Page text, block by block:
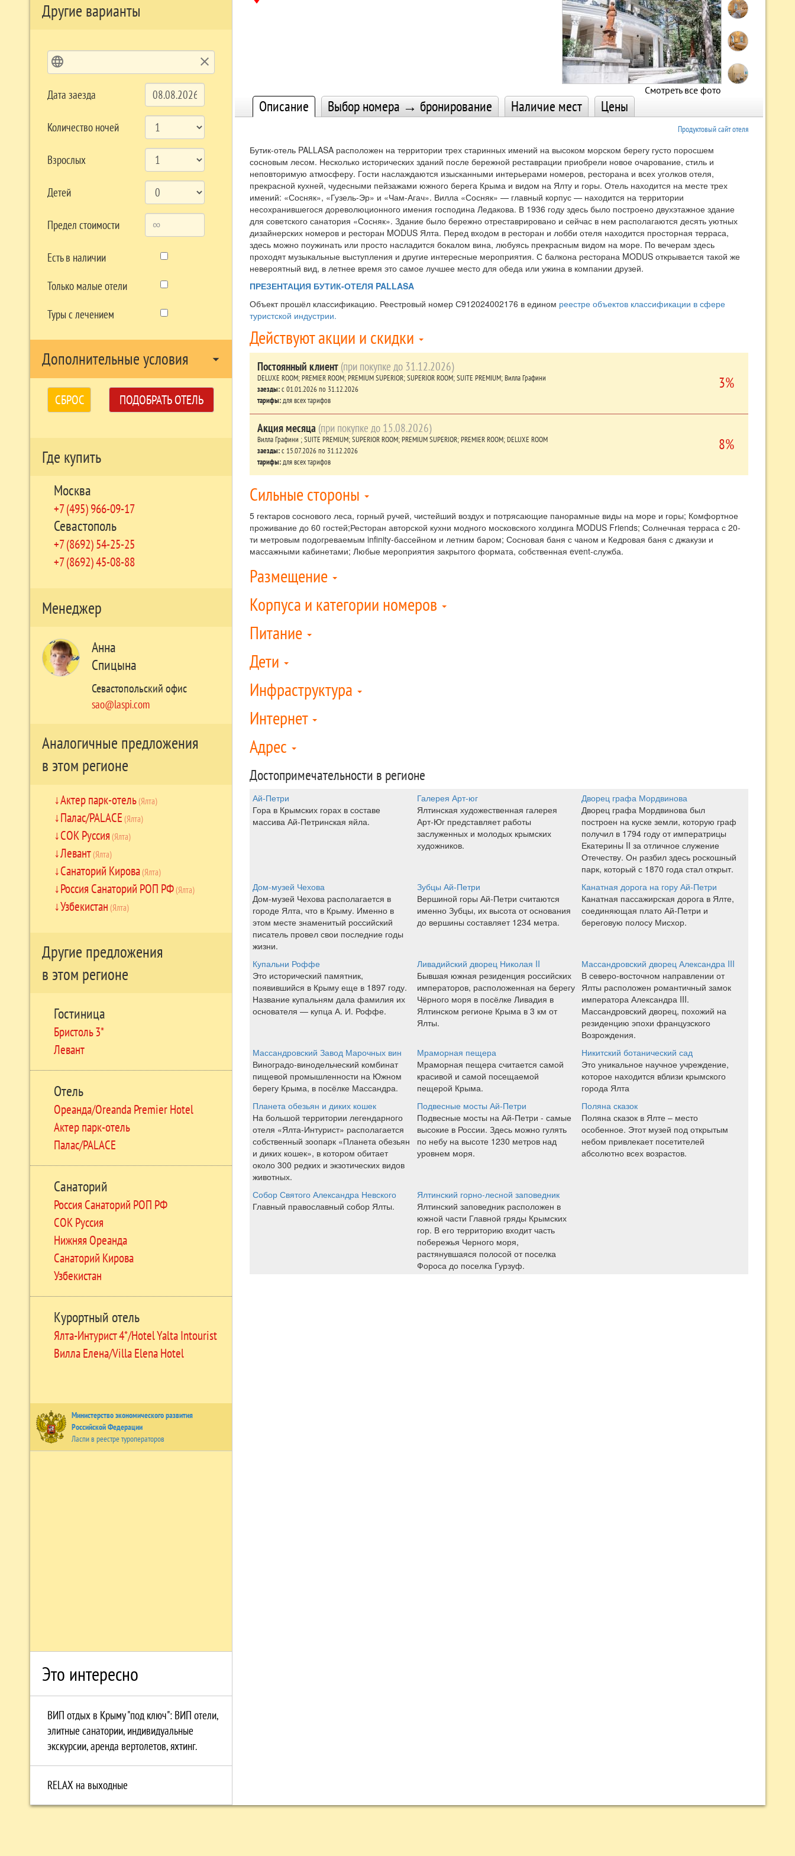
Другие варианты
language clear
Дата заезда
Количество ночей
Взрослых
Детей
Предел стоимости
Есть в наличии
Только малые отели
Туры с лечением
Дополнительные условия arrow_drop_down
СБРОС ПОДОБРАТЬ ОТЕЛЬ
Где купить
Москва
+7 (495) 966-09-17
Севастополь
+7 (8692) 54-25-25
+7 (8692) 45-08-88
Менеджер
Анна
Спицына
Севастопольский офис
sao@laspi.com
Аналогичные предложения
в этом регионе
Актер парк-отель(Ялта)
Палас/PALACE (Ялта)
СОК Руссия (Ялта)
Левант(Ялта)
Санаторий Кирова(Ялта)
Россия Санаторий РОП РФ(Ялта)
Узбекистан (Ялта)
Другие предложения
в этом регионе
Гостиница
Бристоль 3*
Левант
Отель
Ореанда/Oreanda Premier Hotel
Актер парк-отель
Палас/PALACE
Санаторий
Россия Санаторий РОП РФ
СОК Руссия
Нижняя Ореанда
Санаторий Кирова
Узбекистан
Курортный отель
Ялта-Интурист 4*/Hotel Yalta Intourist
Вилла Елена/Villa Elena Hotel
Министерство экономического развития
Российской Федерации
Ласпи в реестре туроператоров
Это интересно
ВИП отдых в Крыму "под ключ": ВИП отели,
элитные санатории, индивидуальные
экскурсии, аренда вертолетов, яхтинг.
RELAX на выходные
Смотреть все фото
Описание Выбор номера → бронирование Наличие мест Цены
Продуктовый сайт отеля
Бутик-отель PALLASA расположен на территории трех старинных имений на высоком морском берегу густо поросшем
сосновым лесом. Несколько исторических зданий после бережной реставрации приобрели новое очарование, стиль и
неповторимую атмосферу. Гости наслаждаются изысканными интерьерами номеров, ресторана и всех уголков отеля,
прекрасной кухней, чудесными пейзажами южного берега Крыма и видом на Ялту и горы. Отель находится на месте трех
имений: «Сосняк», «Гузель-Эр» и «Чам-Агач». Вилла «Сосняк» — главный корпус — находится на территории
несохранившегося дореволюционного имения господина Ледакова. В 1936 году здесь было построено двухэтажное здание
для советского санатория «Сосняк». Здание было бережно отреставрировано и сейчас в нем располагаются десять уютных
дизайнерских номеров и ресторан MODUS Ялта. Перед входом в ресторан и лобби отеля находится просторная терраса,
здесь можно поужинать или просто насладится бокалом вина, любуясь прекрасным видом на море. По вечерам здесь
проходят музыкальные выступления и другие интересные мероприятия. С балкона ресторана MODUS открывается такой же
невероятный вид, в летнее время это самое лучшее место для обеда или ужина в компании друзей.
ПРЕЗЕНТАЦИЯ БУТИК-ОТЕЛЯ PALLASA
Объект прошёл классификацию. Реестровый номер С912024002176 в едином реестре объектов классификации в сфере
туристской индустрии.
Действуют акции и скидки
Постоянный клиент(при покупке до 31.12.2026)
DELUXE ROOM;PREMIER ROOM;PREMIUM SUPERIOR;SUPERIOR ROOM;SUITE PREMIUM;Вилла Графини
заезды:c 01.01.2026 по 31.12.2026
тарифы:для всех тарифов
3%
Акция месяца(при покупке до 15.08.2026)
Вилла Графини ;SUITE PREMIUM;SUPERIOR ROOM;PREMIUM SUPERIOR;PREMIER ROOM;DELUXE ROOM
заезды:c 15.07.2026 по 31.12.2026
тарифы:для всех тарифов
8%
Сильные стороны
5 гектаров соснового леса, горный ручей, чистейший воздух и потрясающие панорамные виды на море и горы; Комфортное
проживание до 60 гостей;Ресторан авторской кухни модного московского холдинга MODUS Friends; Солнечная терраса с 20-
ти метровым подогреваемым infinity-бассейном и летним баром; Сосновая баня с чаном и Кедровая баня с джакузи и
массажными кабинетами; Любые мероприятия закрытого формата, собственная event-служба.
Размещение
Корпуса и категории номеров
Питание
Дети
Инфраструктура
Интернет
Адрес
Достопримечательности в регионе
Ай-Петри
Гора в Крымских горах в составе
массива Ай-Петринская яйла.
Галерея Арт-юг
Ялтинская художественная галерея
Арт-Юг представляет работы
заслуженных и молодых крымских
художников.
Дворец графа Мордвинова
Дворец графа Мордвинова был
построен на куске земли, которую граф
получил в 1794 году от императрицы
Екатерины II за отличное служение
Отечеству. Он разбил здесь роскошный
парк, который с 1870 года стал открыт.
Дом-музей Чехова
Дом-музей Чехова располагается в
городе Ялта, что в Крыму. Именно в
этом месте знаменитый российский
писатель провел свои последние годы
жизни.
Зубцы Ай-Петри
Вершиной горы Ай-Петри считаются
именно Зубцы, их высота от основания
до вершины составляет 1234 метра.
Канатная дорога на гору Ай-Петри
Канатная пассажирская дорога в Ялте,
соединяющая плато Ай-Петри и
береговую полосу Мисхор.
Купальни Роффе
Это исторический памятник,
появившийся в Крыму еще в 1897 году.
Название купальням дала фамилия их
основателя — купца А. И. Роффе.
Ливадийский дворец Николая II
Бывшая южная резиденция российских
императоров, расположенная на берегу
Чёрного моря в посёлке Ливадия в
Ялтинском регионе Крыма в 3 км от
Ялты.
Массандровский дворец Александра III
В северо-восточном направлении от
Ялты расположен романтичный замок
императора Александра III.
Массандровский дворец, похожий на
резиденцию эпохи французского
Возрождения.
Массандровский Завод Марочных вин
Виноградо-винодельческий комбинат
пищевой промышленности на Южном
берегу Крыма, в посёлке Массандра.
Мраморная пещера
Мраморная пещера считается самой
красивой и самой посещаемой
пещерой Крыма.
Никитский ботанический сад
Это уникальное научное учреждение,
которое находится вблизи крымского
города Ялта
Планета обезьян и диких кошек
На большой территории легендарного
отеля «Ялта-Интурист» располагается
собственный зоопарк «Планета обезьян
и диких кошек», в котором обитает
около 300 редких и экзотических видов
животных.
Подвесные мосты Ай-Петри
Подвесные мосты на Ай-Петри - самые
высокие в России. Здесь можно гулять
по небу на высоте 1230 метров над
уровнем моря.
Поляна сказок
Поляна сказок в Ялте – место
особенное. Этот музей под открытым
небом привлекает посетителей
абсолютно всех возрастов.
Собор Святого Александра Невского
Главный православный собор Ялты.
Ялтинский горно-лесной заповедник
Ялтинский заповедник расположен в
южной части Главной гряды Крымских
гор. В его территорию входит часть
побережья Черного моря,
растянувшаяся полосой от поселка
Фороса до поселка Гурзуф.